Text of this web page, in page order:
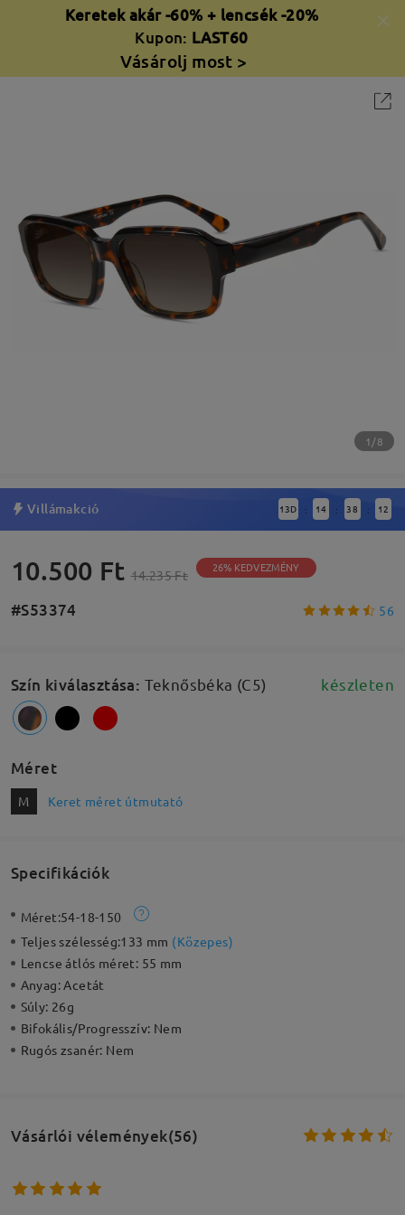
Keretek akár -60% + lencsék -20%
Kupon: LAST60
Vásárolj most >
1/8
Villámakció 13D : 14 : 38 : 11
10.500 Ft 14.235 Ft 26% KEDVEZMÉNY
#S53374 56
Szín kiválasztása: Teknősbéka (C5) készleten
Méret
M Keret méret útmutató
Specifikációk
Méret:54-18-150
Teljes szélesség:133 mm (Közepes)
Lencse átlós méret: 55 mm
Anyag:Acetát
Súly: 26g
Bifokális/Progresszív: Nem
Rugós zsanér: Nem
Vásárlói vélemények(56)